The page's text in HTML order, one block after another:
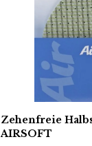
Zehenfreie
AIRSOFT